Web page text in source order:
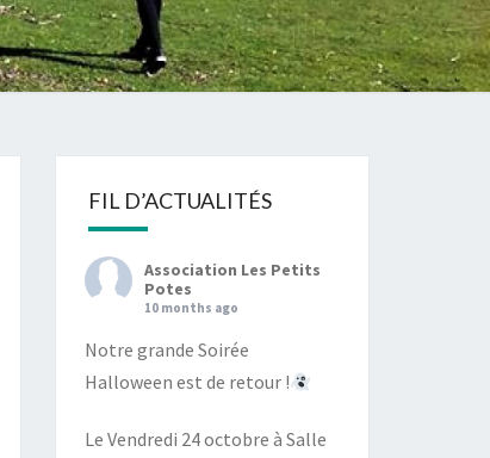
FIL D’ACTUALITÉS
Association Les Petits
Potes
10 months ago
Notre grande Soirée
Halloween est de retour !
Le Vendredi 24 octobre à Salle